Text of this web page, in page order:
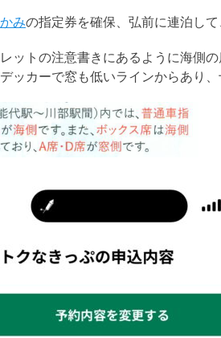
みの指定券を確保、弘前に連泊し
ットの注意書きにあるように海側
ッカーで窓も低いラインからあり